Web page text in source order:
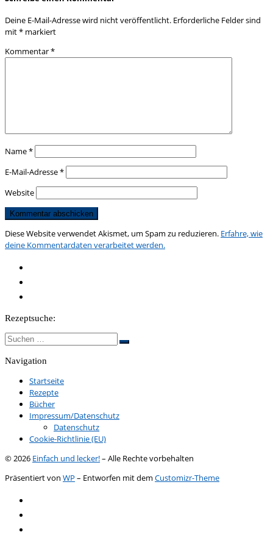
Deine E-Mail-Adresse wird nicht veröffentlicht. Erforderliche Felder sind
mit* markiert
Kommentar*
Name*
E-Mail-Adresse*
Website
Diese Website verwendet Akismet, um Spam zu reduzieren. Erfahre, wie
deine Kommentardaten verarbeitet werden.
Rezeptsuche:
Suche
Suchen …
Navigation
Startseite
Rezepte
Bücher
Impressum/Datenschutz
Datenschutz
Cookie-Richtlinie (EU)
© 2026 Einfach und lecker!– Alle Rechte vorbehalten
Präsentiert von WP – Entworfen mit dem Customizr-Theme